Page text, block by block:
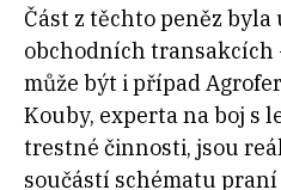
Část z těchto peněz
obchodních transakcích
může být i případ
Kouby, experta na boj s
trestné činnosti, jsou
součástí schématu